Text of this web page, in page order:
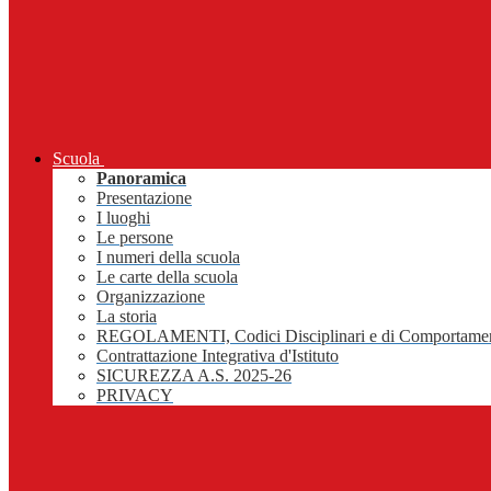
Scuola
Panoramica
Presentazione
I luoghi
Le persone
I numeri della scuola
Le carte della scuola
Organizzazione
La storia
REGOLAMENTI, Codici Disciplinari e di
Contrattazione Integrativa d'Istituto
SICUREZZA A.S. 2025-26
PRIVACY